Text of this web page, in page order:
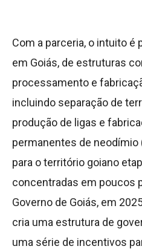
Com a parceria, o intuito é
em Goiás, de estruturas
processamento e
incluindo separação de
produção de ligas e
permanentes de neodímio
para o território goiano
concentradas em poucos
Governo de Goiás, em
cria uma estrutura de
uma série de incentivos